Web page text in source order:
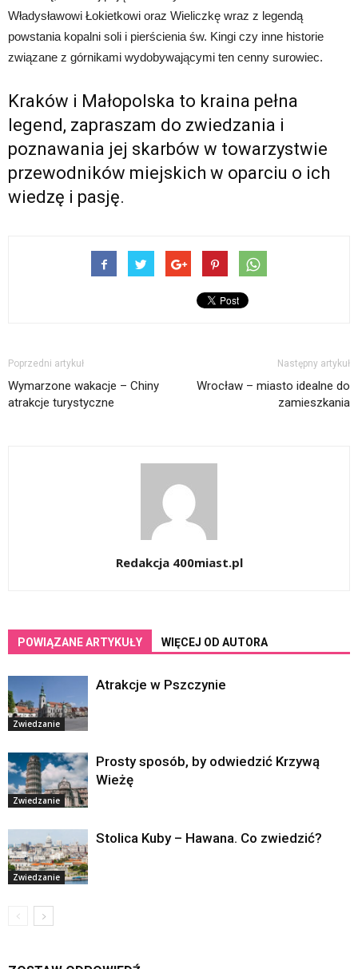
Władysławowi Łokietkowi oraz Wieliczkę wraz z legendą
powstania kopalni soli i pierścienia św. Kingi czy inne historie
związane z górnikami wydobywającymi ten cenny surowiec.
Kraków i Małopolska to kraina pełna
legend, zapraszam do zwiedzania i
poznawania jej skarbów w towarzystwie
przewodników miejskich w oparciu o ich
wiedzę i pasję.
Poprzedni artykuł
Wymarzone wakacje – Chiny
atrakcje turystyczne
Następny artykuł
Wrocław – miasto idealne do
zamieszkania
Redakcja 400miast.pl
POWIĄZANE ARTYKUŁY WIĘCEJ OD AUTORA
Zwiedzanie
Atrakcje w Pszczynie
Zwiedzanie
Prosty sposób, by odwiedzić Krzywą
Wieżę
Zwiedzanie
Stolica Kuby – Hawana. Co zwiedzić?